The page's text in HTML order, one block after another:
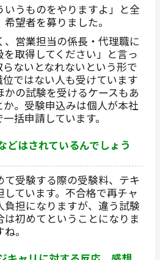
うものをやりますよ」と全
望者を募りました。
営業担当の係長・代理職に
取得してください」と言っ
ないとなれないという形で
ではない人も受けています
の試験を受けるケースもあ
か。受験申込みは個人が本社
括申請しています。
どはされているんでしょう
受験する際の受験料、テキ
ています。不合格で再チャ
負担になりますが、違う試験
初めてということになりま
。